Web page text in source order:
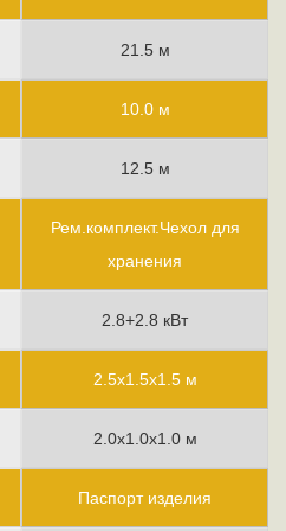
21.5 м
10.0 м
12.5 м
Рем.комплект.Чехол для
хранения
2.8+2.8 кВт
2.5х1.5х1.5 м
2.0х1.0х1.0 м
Паспорт изделия